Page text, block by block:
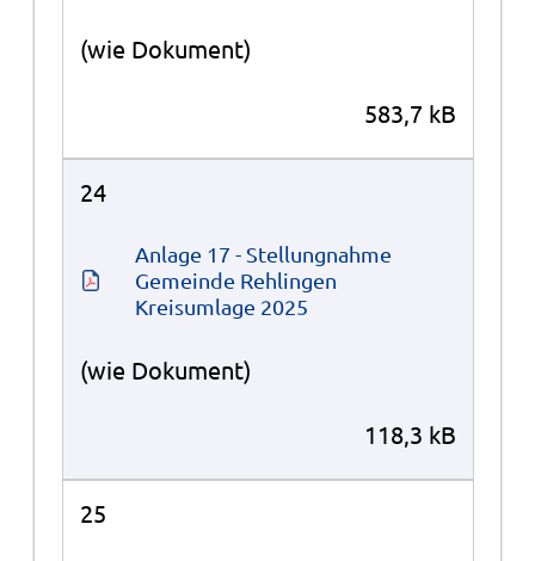
(wie Dokument)
583,7 kB
24
Anlage 17 - Stellungnahme
Gemeinde Rehlingen
Kreisumlage 2025
(wie Dokument)
118,3 kB
25